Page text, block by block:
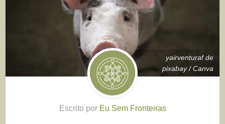
yairventuraf de
pixabay / Canva
Escrito por Eu Sem Fronteiras